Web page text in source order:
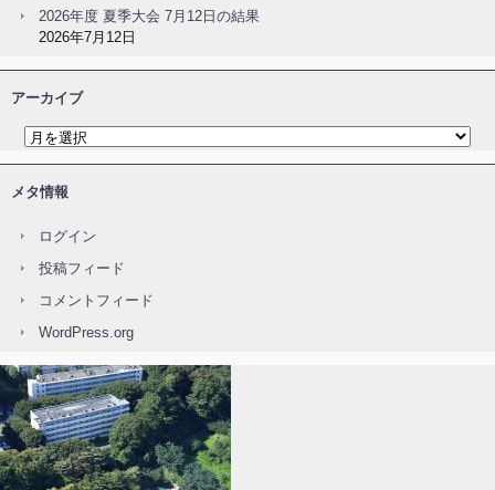
2026年度 夏季大会 7月12日の結果
2026年7月12日
アーカイブ
メタ情報
ログイン
投稿フィード
コメントフィード
WordPress.org